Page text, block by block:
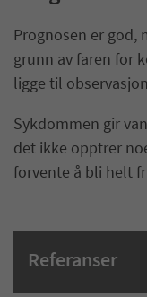
Prognosen er god,
grunn av faren for
ligge til
Sykdommen gir
det ikke opptrer
forvente å bli helt
Referanser